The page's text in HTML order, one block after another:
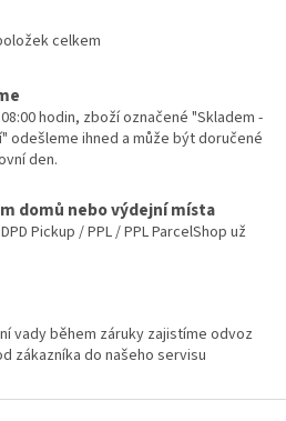
O
á
d
a
p
r
v
ý
p
celkem
hodin, zboží označené "Skladem -
odešleme ihned a může být doručené
den.
domů nebo výdejní místa
Pickup / PPL / PPL ParcelShop už
vady během záruky zajistíme odvoz
zákazníka do našeho servisu